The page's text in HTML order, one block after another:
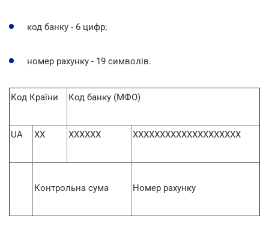
код банку - 6 цифр;
номер рахунку - 19 символів.
Код Країни Код банку (МФО)
UA XX XXXXXX XXXXXXXXXXXXXXXXXXXX
Контрольна сума Номер рахунку